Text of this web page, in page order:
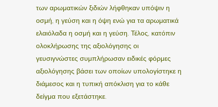
των αρωματικών ξιδιών λήφθηκαν υπόψιν η
οσμή, η γεύση και η όψη ενώ για τα αρωματικά
ελαιόλαδα η οσμή και η γεύση. Τέλος, κατόπιν
ολοκλήρωσης της αξιολόγησης οι
γευσιγνώστες συμπλήρωσαν ειδικές φόρμες
αξιολόγησης βάσει των οποίων υπολογίστηκε η
διάμεσος και η τυπική απόκλιση για το κάθε
δείγμα που εξετάστηκε.